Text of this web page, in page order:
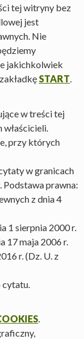
tej witryny bez
jest
Nie
jakichkolwiek
START.
w treści tej
przy których
w granicach
prawna:
z dnia 4
1 sierpnia 2000 r.
17 maja 2006 r.
r. (Dz. U. z
cytatu.
.